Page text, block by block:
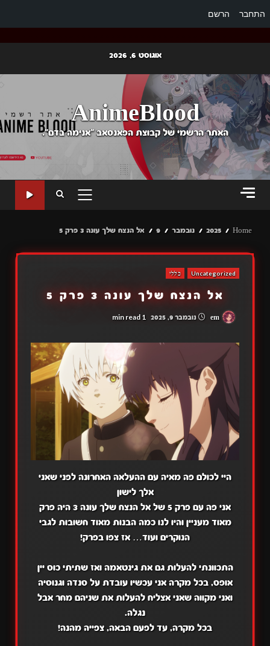
התחבר הרשם
content
אוגוסט 6, 2026
AnimeBlood
האתר הרשמי של קבוצת הפאנסאב "אנימה בדם".
PRIMARY
Home
2025 נובמבר 9 אל הנצח שלך עונה 3 פרק 5
Uncategorized כללי
אל הנצח שלך עונה 3 פרק 5
נובמבר 9, 2025 1 min read
היי לכולם פה מאיה עם ההעלאה האחרונה לפני שאני
אלך לישון
אני פה עם פרק 5 של אל הנצח שלך עונה 3 היה פרק
מאוד מעניין והיו לנו כמה הבנות מאוד חשובות לגבי
הנוקרים ועוד… אז צפו בפרק!
התכוונתי להעלות גם את גינטאמה ואז שתיתי כוס יין
אופס, בכל מקרה אני עכשיו עובדת על סנדה וגנוסיה
ואני מקווה שאני אצליח להעלות את שניהם מחר אבל
נגלה.
בכל מקרה, עד לפעם הבאה, צפייה מהנה!